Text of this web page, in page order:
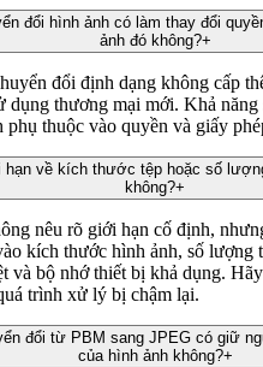
đổi hình ảnh có làm thay đổi
ảnh đó không?+
đổi định dạng không cấp
dụng thương mại mới. Khả
phụ thuộc vào quyền và giấy
hạn về kích thước tệp hoặc số
không?+
nêu rõ giới hạn cố định,
kích thước hình ảnh, số lượng
và bộ nhớ thiết bị khả dụng.
trình xử lý bị chậm lại.
đổi từ PBM sang JPEG có giữ
của hình ảnh không?+